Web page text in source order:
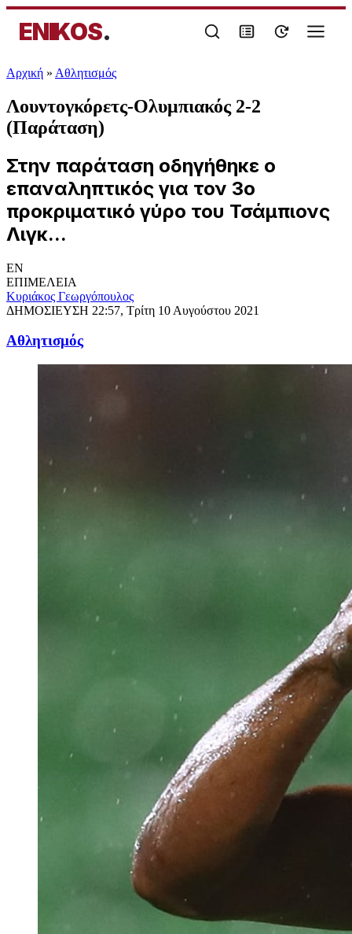
ENIKOS.
Αρχική » Αθλητισμός
Λουντογκόρετς-Ολυμπιακός 2-2
(Παράταση)
Στην παράταση οδηγήθηκε ο
επαναληπτικός για τον 3ο
προκριματικό γύρο του Τσάμπιονς
Λιγκ...
EN
ΕΠΙΜΕΛΕΙΑ
Κυριάκος Γεωργόπουλος
ΔΗΜΟΣΙΕΥΣΗ 22:57, Τρίτη 10 Αυγούστου 2021
Αθλητισμός